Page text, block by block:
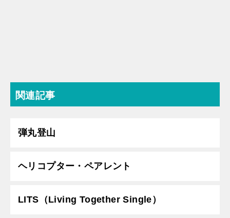
関連記事
弾丸登山
ヘリコプター・ペアレント
LITS（Living Together Single）